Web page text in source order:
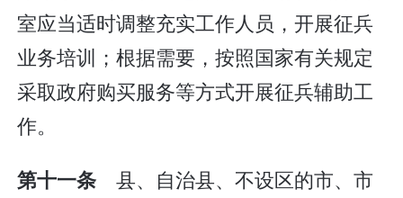
室应当适时调整充实工作人员，开展征兵
业务培训；根据需要，按照国家有关规定
采取政府购买服务等方式开展征兵辅助工
作。
第十一条 县、自治县、不设区的市、市